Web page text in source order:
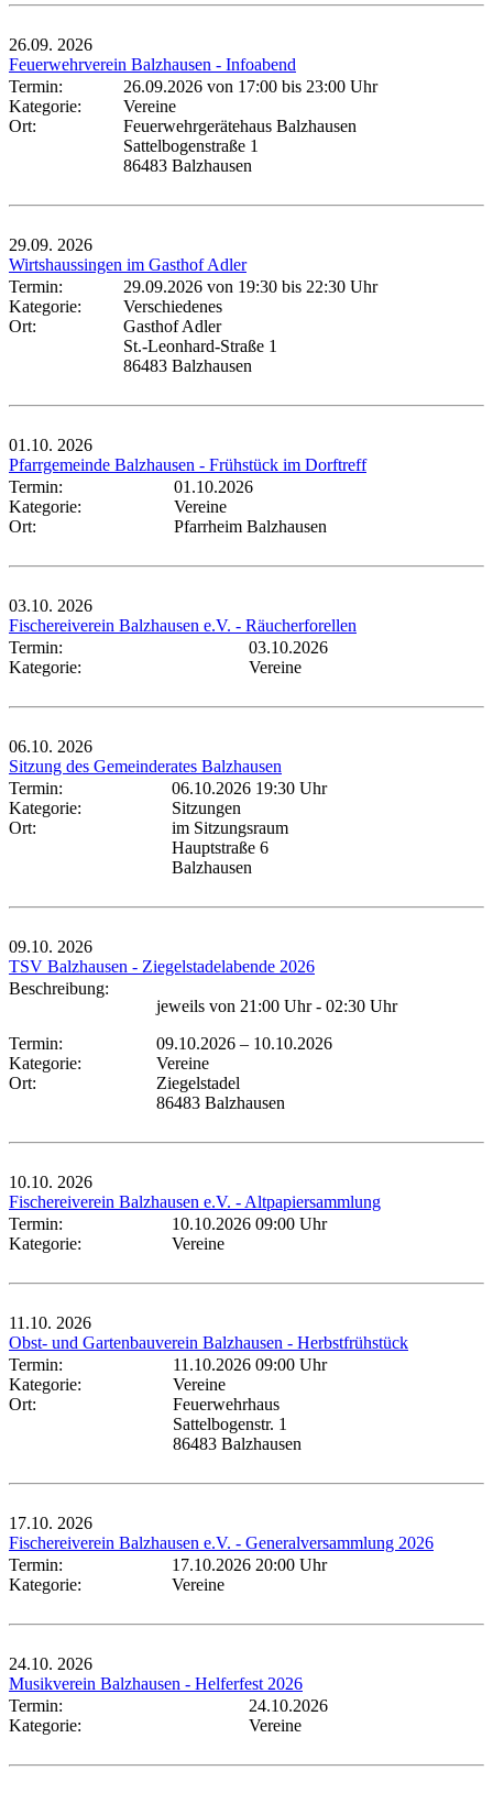
26.09. 2026
Feuerwehrverein Balzhausen - Infoabend
Termin:
26.09.2026 von 17:00 bis 23:00 Uhr
Kategorie:
Vereine
Ort:
Feuerwehrgerätehaus Balzhausen
Sattelbogenstraße 1
86483 Balzhausen
29.09. 2026
Wirtshaussingen im Gasthof Adler
Termin:
29.09.2026 von 19:30 bis 22:30 Uhr
Kategorie:
Verschiedenes
Ort:
Gasthof Adler
St.-Leonhard-Straße 1
86483 Balzhausen
01.10. 2026
Pfarrgemeinde Balzhausen - Frühstück im Dorftreff
Termin:
01.10.2026
Kategorie:
Vereine
Ort:
Pfarrheim Balzhausen
03.10. 2026
Fischereiverein Balzhausen e.V. - Räucherforellen
Termin:
03.10.2026
Kategorie:
Vereine
06.10. 2026
Sitzung des Gemeinderates Balzhausen
Termin:
06.10.2026 19:30 Uhr
Kategorie:
Sitzungen
Ort:
im Sitzungsraum
Hauptstraße 6
Balzhausen
09.10. 2026
TSV Balzhausen - Ziegelstadelabende 2026
Beschreibung:
jeweils von 21:00 Uhr - 02:30 Uhr
Termin:
09.10.2026 – 10.10.2026
Kategorie:
Vereine
Ort:
Ziegelstadel
86483 Balzhausen
10.10. 2026
Fischereiverein Balzhausen e.V. - Altpapiersammlung
Termin:
10.10.2026 09:00 Uhr
Kategorie:
Vereine
11.10. 2026
Obst- und Gartenbauverein Balzhausen - Herbstfrühstück
Termin:
11.10.2026 09:00 Uhr
Kategorie:
Vereine
Ort:
Feuerwehrhaus
Sattelbogenstr. 1
86483 Balzhausen
17.10. 2026
Fischereiverein Balzhausen e.V. - Generalversammlung 2026
Termin:
17.10.2026 20:00 Uhr
Kategorie:
Vereine
24.10. 2026
Musikverein Balzhausen - Helferfest 2026
Termin:
24.10.2026
Kategorie:
Vereine